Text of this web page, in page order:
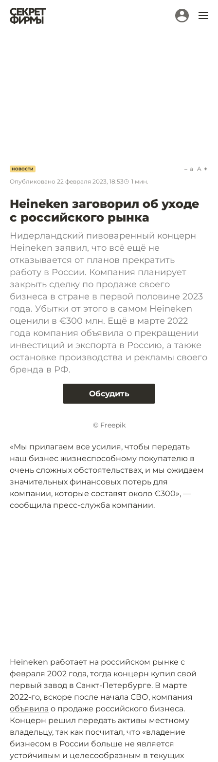
НОВОСТИ
Опубликовано 22 февраля 2023, 18:53 1 мин.
a A
Heineken заговорил об уходе
с российского рынка
Нидерландский пивоваренный концерн
Heineken заявил, что всё ещё не
отказывается от планов прекратить
работу в России. Компания планирует
закрыть сделку по продаже своего
бизнеса в стране в первой половине 2023
года. Убытки от этого в самом Heineken
оценили в €300 млн. Ещё в марте 2022
года компания объявила о прекращении
инвестиций и экспорта в Россию, а также
остановке производства и рекламы своего
бренда в РФ.
Обсудить
© Freepik
«Мы прилагаем все усилия, чтобы передать
наш бизнес жизнеспособному покупателю в
очень сложных обстоятельствах, и мы ожидаем
значительных финансовых потерь для
компании, которые составят около €300», —
сообщила пресс-служба компании.
Heineken работает на российском рынке с
февраля 2002 года, тогда концерн купил свой
первый завод в Санкт-Петербурге. В марте
2022-го, вскоре после начала СВО, компания
объявила о продаже российского бизнеса.
Концерн решил передать активы местному
владельцу, так как посчитал, что «владение
бизнесом в России больше не является
устойчивым и целесообразным в текущих